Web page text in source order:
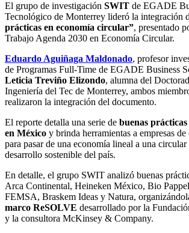
El grupo de investigación SWIT de EGADE
Tecnológico de Monterrey lideró la integración
prácticas en economía circular”, presentado
Trabajo Agenda 2030 en Economía Circular.
Eduardo Aguiñaga Maldonado, profesor
de Programas Full-Time de EGADE Business
Leticia Treviño Elizondo, alumna del
Ingeniería del Tec de Monterrey, ambos
realizaron la integración del documento.
El reporte detalla una serie de buenas
en México y brinda herramientas a empresas
para pasar de una economía lineal a una
desarrollo sostenible del país.
En detalle, el grupo SWIT analizó buenas
Arca Continental, Heineken México, Bio
FEMSA, Braskem Ideas y Natura,
marco ReSOLVE desarrollado por la
y la consultora McKinsey & Company.